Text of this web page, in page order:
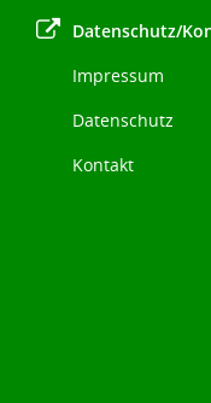
Datenschutz/
Impressum
Datenschutz
Kontakt